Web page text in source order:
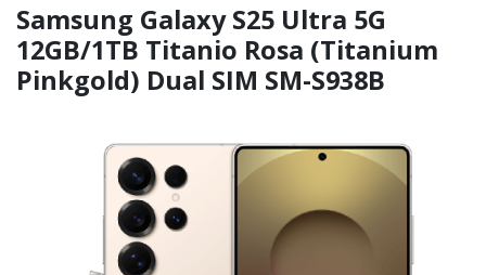
Samsung Galaxy S25 Ultra 5G
12GB/1TB Titanio Rosa (Titanium
Pinkgold) Dual SIM SM-S938B